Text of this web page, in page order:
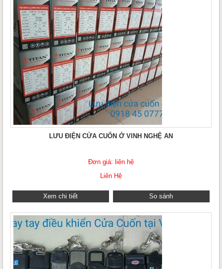
LƯU ĐIỆN CỬA CUỐN Ở VINH NGHỆ AN
Đơn giá: liên hệ
Liên Hệ
Xem chi tiết So sánh